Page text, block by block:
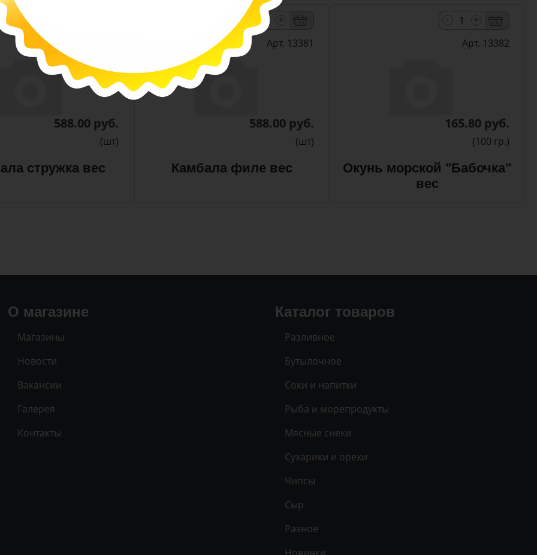
588.00 руб.
(шт)
стружка вес
Арт. 13381
588.00 руб.
(шт)
Камбала филе вес
Арт. 13382
165.80 руб.
(100 гр.)
Окунь морской "Бабочка"
вес
О магазине
Магазины
Новости
Вакансии
Галерея
Контакты
Каталог товаров
Разливное
Бутылочное
Соки и напитки
Рыба и морепродукты
Мясные снеки
Сухарики и орехи
Чипсы
Сыр
Разное